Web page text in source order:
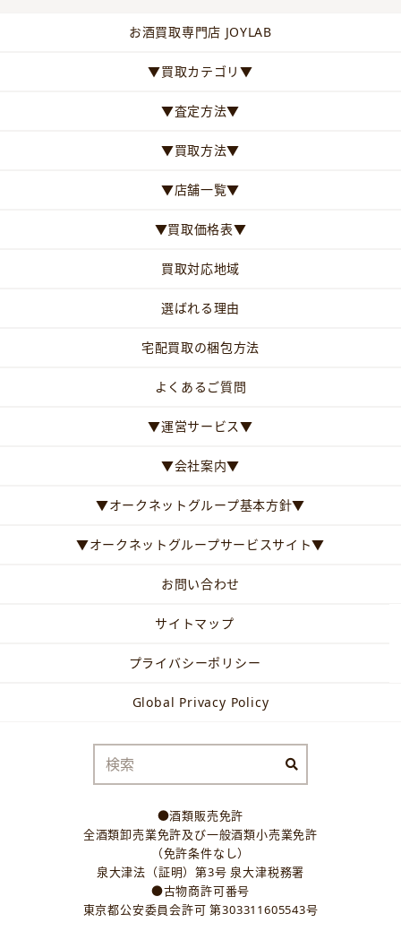
お酒買取専門店 JOYLAB
▼買取カテゴリ▼
▼査定方法▼
▼買取方法▼
▼店舗一覧▼
▼買取価格表▼
買取対応地域
選ばれる理由
宅配買取の梱包方法
よくあるご質問
▼運営サービス▼
▼会社案内▼
▼オークネットグループ基本方針▼
▼オークネットグループサービスサイト▼
お問い合わせ
サイトマップ
プライバシーポリシー
Global Privacy Policy
●酒類販売免許
全酒類卸売業免許及び一般酒類小売業免許
（免許条件なし）
泉大津法（証明）第3号 泉大津税務署
●古物商許可番号
東京都公安委員会許可 第303311605543号